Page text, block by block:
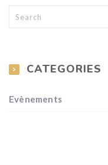
CATEGORIES
Evènements